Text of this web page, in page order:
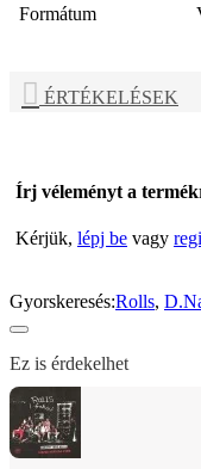
Formátum
ÉRTÉKELÉSEK
Írj véleményt a
Kérjük, lépj be vagy
Gyorskeresés:Rolls,
Ez is érdekelhet